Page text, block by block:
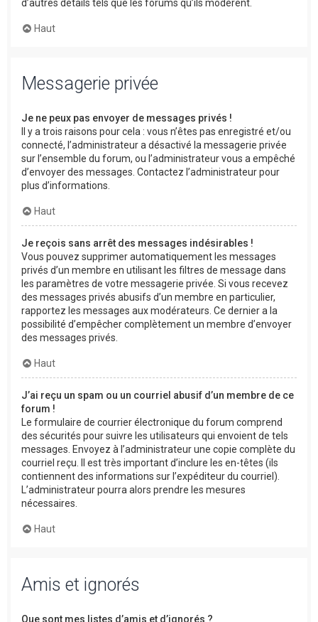
d’autres détails tels que les forums qu’ils modèrent.
Haut
Messagerie privée
Je ne peux pas envoyer de messages privés !
Il y a trois raisons pour cela : vous n’êtes pas enregistré et/ou
connecté, l’administrateur a désactivé la messagerie privée
sur l’ensemble du forum, ou l’administrateur vous a empêché
d’envoyer des messages. Contactez l’administrateur pour
plus d’informations.
Haut
Je reçois sans arrêt des messages indésirables !
Vous pouvez supprimer automatiquement les messages
privés d’un membre en utilisant les filtres de message dans
les paramètres de votre messagerie privée. Si vous recevez
des messages privés abusifs d’un membre en particulier,
rapportez les messages aux modérateurs. Ce dernier a la
possibilité d’empêcher complètement un membre d’envoyer
des messages privés.
Haut
J’ai reçu un spam ou un courriel abusif d’un membre de ce
forum !
Le formulaire de courrier électronique du forum comprend
des sécurités pour suivre les utilisateurs qui envoient de tels
messages. Envoyez à l’administrateur une copie complète du
courriel reçu. Il est très important d’inclure les en-têtes (ils
contiennent des informations sur l’expéditeur du courriel).
L’administrateur pourra alors prendre les mesures
nécessaires.
Haut
Amis et ignorés
Que sont mes listes d’amis et d’ignorés ?